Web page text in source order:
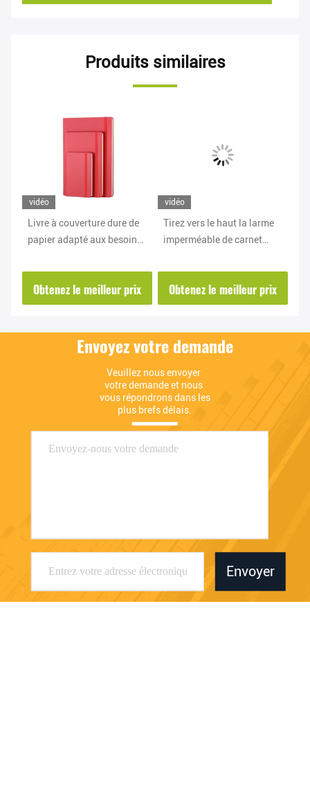
Produits similaires
vidéo
Livre à couverture dure de
papier adapté aux besoins
A5 A6 de pierre
biodégradable
Obtenez le meilleur prix
vidéo
Tirez vers le haut la larme
imperméable de carnet
couverture souple d'unité
centrale résistante
Obtenez le meilleur prix
Envoyez votre demande
Veuillez nous envoyer
votre demande et nous
vous répondrons dans les
plus brefs délais.
Envoyer